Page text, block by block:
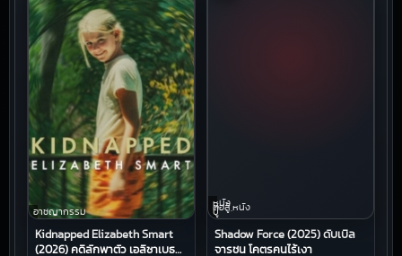
อาชญากรรม
Kidnapped Elizabeth Smart
(2026) คดีลักพาตัว เอลิซาเบธ
หนัง
ต่อสู้,หนัง
บู๊
Shadow Force (2025) ดับเบิล
จารชน โคตรคนไร้เงา